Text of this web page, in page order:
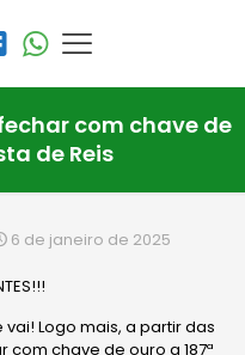
com chave de
de Reis
6 de janeiro de 2025
vai! Logo mais, a partir das
com chave de ouro a 187ª